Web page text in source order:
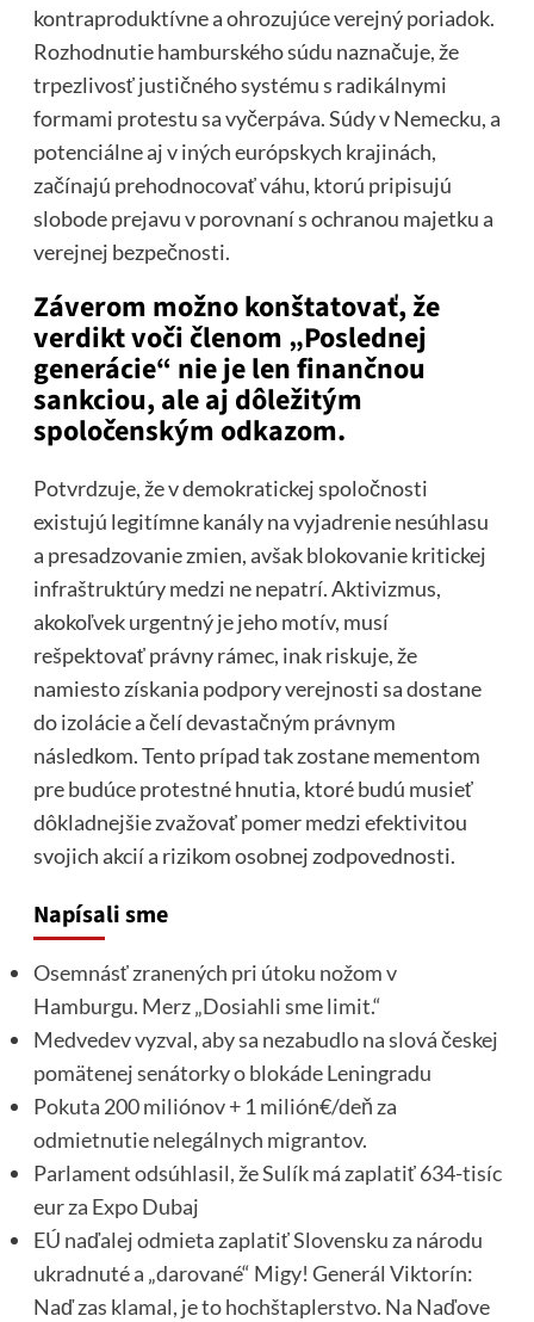
kontraproduktívne a ohrozujúce verejný poriadok.
Rozhodnutie hamburského súdu naznačuje, že
trpezlivosť justičného systému s radikálnymi
formami protestu sa vyčerpáva. Súdy v Nemecku, a
potenciálne aj v iných európskych krajinách,
začínajú prehodnocovať váhu, ktorú pripisujú
slobode prejavu v porovnaní s ochranou majetku a
verejnej bezpečnosti.
Záverom možno konštatovať, že
verdikt voči členom „Poslednej
generácie“ nie je len finančnou
sankciou, ale aj dôležitým
spoločenským odkazom.
Potvrdzuje, že v demokratickej spoločnosti
existujú legitímne kanály na vyjadrenie nesúhlasu
a presadzovanie zmien, avšak blokovanie kritickej
infraštruktúry medzi ne nepatrí. Aktivizmus,
akokoľvek urgentný je jeho motív, musí
rešpektovať právny rámec, inak riskuje, že
namiesto získania podpory verejnosti sa dostane
do izolácie a čelí devastačným právnym
následkom. Tento prípad tak zostane mementom
pre budúce protestné hnutia, ktoré budú musieť
dôkladnejšie zvažovať pomer medzi efektivitou
svojich akcií a rizikom osobnej zodpovednosti.
Napísali sme
Osemnásť zranených pri útoku nožom v
Hamburgu. Merz „Dosiahli sme limit.“
Medvedev vyzval, aby sa nezabudlo na slová českej
pomätenej senátorky o blokáde Leningradu
Pokuta 200 miliónov + 1 milión€/deň za
odmietnutie nelegálnych migrantov.
Parlament odsúhlasil, že Sulík má zaplatiť 634-tisíc
eur za Expo Dubaj
EÚ naďalej odmieta zaplatiť Slovensku za národu
ukradnuté a „darované“ Migy! Generál Viktorín:
Naď zas klamal, je to hochštaplerstvo. Na Naďove